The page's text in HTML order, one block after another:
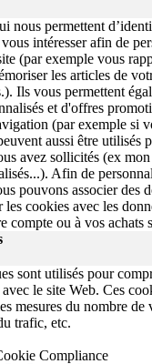
nous permettent
intéresser afin de
(par exemple vous
les articles de
Ils vous permettent
et d'offres
(par exemple si
aussi être utilisés
avez sollicités (ex
Afin de
pouvons associer des
cookies avec les
compte ou à vos achats
sont utilisés pour
le site Web. Ces
mesures du nombre de
trafic, etc.
Compliance